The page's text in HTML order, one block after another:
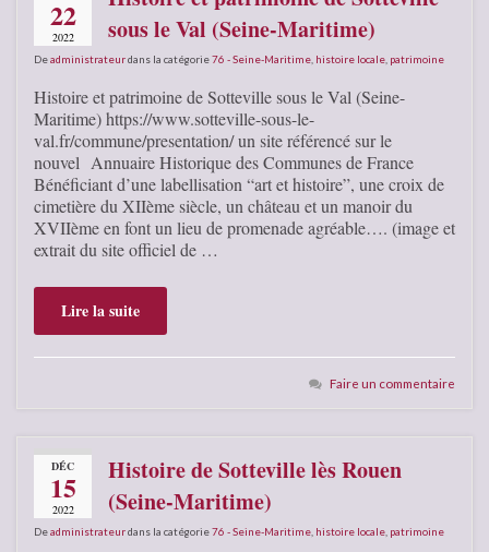
22
2022
sous le Val (Seine-Maritime)
Deadministrateurdans la catégorie76 - Seine-Maritime histoire locale patrimoine
Histoire et patrimoine de Sotteville sous le Val (Seine-
Maritime) https://www.sotteville-sous-le-
val.fr/commune/presentation/ un site référencé sur le
nouvel Annuaire Historique des Communes de France
Bénéficiant d’une labellisation “art et histoire”, une croix de
cimetière du XIIème siècle, un château et un manoir du
XVIIème en font un lieu de promenade agréable…. (image et
extrait du site officiel de …
Lire la suite
Faire un commentaire
DÉC
15
2022
Histoire de Sotteville lès Rouen
(Seine-Maritime)
Deadministrateurdans la catégorie76 - Seine-Maritime histoire locale patrimoine